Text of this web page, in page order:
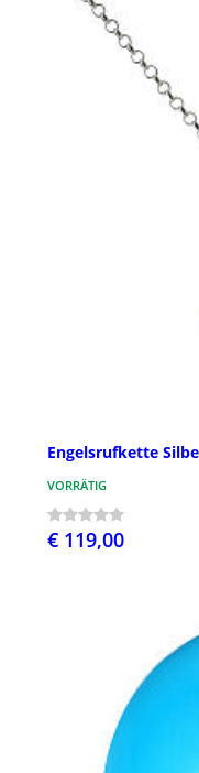
Engelsrufkette
VORRÄTIG
€ 119,00